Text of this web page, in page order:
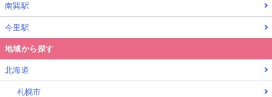
南巽駅
今里駅
地域から探す
北海道
札幌市